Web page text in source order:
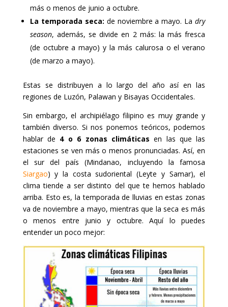
más o menos de junio a octubre.
La temporada seca: de noviembre a mayo. Ladry
season, además, se divide en 2 más: la más fresca
(de octubre a mayo) y la más calurosa o el verano
(de marzo a mayo).
Estas se distribuyen a lo largo del año así en las
regiones de Luzón, Palawan y Bisayas Occidentales.
Sin embargo, el archipiélago filipino es muy grande y
también diverso. Si nos ponemos teóricos, podemos
hablar de 4 o 6 zonas climáticas en las que las
estaciones se ven más o menos pronunciadas. Así, en
el sur del país (Mindanao, incluyendo la famosa
Siargao) y la costa sudoriental (Leyte y Samar), el
clima tiende a ser distinto del que te hemos hablado
arriba. Esto es, la temporada de lluvias en estas zonas
va de noviembre a mayo, mientras que la seca es más
o menos entre junio y octubre. Aquí lo puedes
entender un poco mejor: